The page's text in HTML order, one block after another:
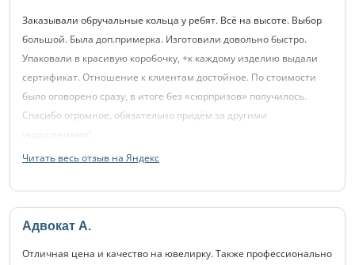
Заказывали обручальные кольца у ребят. Всё на высоте. Выбор
большой. Была доп.примерка. Изготовили довольно быстро.
Упаковали в красивую коробочку, +к каждому изделию выдали
сертификат. Отношение к клиентам достойное. По стоимости
было оговорено сразу, в итоге без «сюрпризов» получилось.
Спасибо огромное, обязательно придём за другими
украшениями!
Читать весь отзыв на Яндекс
Адвокат А.
Отличная цена и качество на ювелирку. Также профессионально